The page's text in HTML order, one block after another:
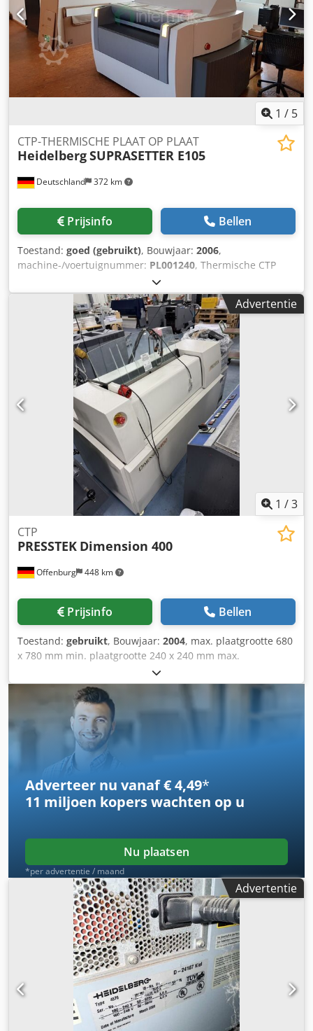
1 / 5
Deutschland 372 km
CTP-THERMISCHE PLAAT OP PLAAT
HeidelbergSUPRASETTER E105
Prijsinfo Bellen
Toestand: goed (gebruikt), Bouwjaar: 2006,
machine-/voertuignummer: PL001240, Thermische CTP
(Computer to Plate) Doorvoeroptie (platen/uur in max.
formaat) : 14 platen/uur Cjdpfjfmmyzsx Ai Dorf Min.
Plaatformaat : 370 x 323 mm Maks. Plaatformaat : 930 x
1140 mm Plaatdikte : 0,15 - 0,3 mm De technische
gegevens kunnen variëren afhankelijk van het werk, de
verbruiksgoederen en eventuele andere factoren.
Advertentie
1 /3
Offenburg 448 km
CTP
PRESSTEK Dimension 400
Prijsinfo Bellen
Toestand: gebruikt, Bouwjaar: 2004, max. plaatgrootte 680
x 780 mm min. plaatgrootte 240 x 240 mm max.
plaatcapaciteit 20 st./u Codpfx Aozgxbwji Derf Chemievrij
Adverteer nu vanaf € 4,49*
11 miljoen koperswachten op u
Nu plaatsen
*per advertentie / maand
Advertentie